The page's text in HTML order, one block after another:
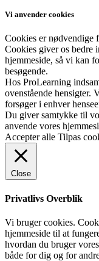
Vi anvender cookies
Cookies er nødvendige
Cookies giver os bedre
hjemmeside, så vi kan
besøgende.
Hos ProLearning
ovenstående hensigter.
forsøger i enhver
Du giver samtykke til
anvende vores
Accepter alle Tilpas
Close
Privatlivs Overblik
Vi bruger cookies.
hjemmeside til at
hvordan du bruger
både for dig og for